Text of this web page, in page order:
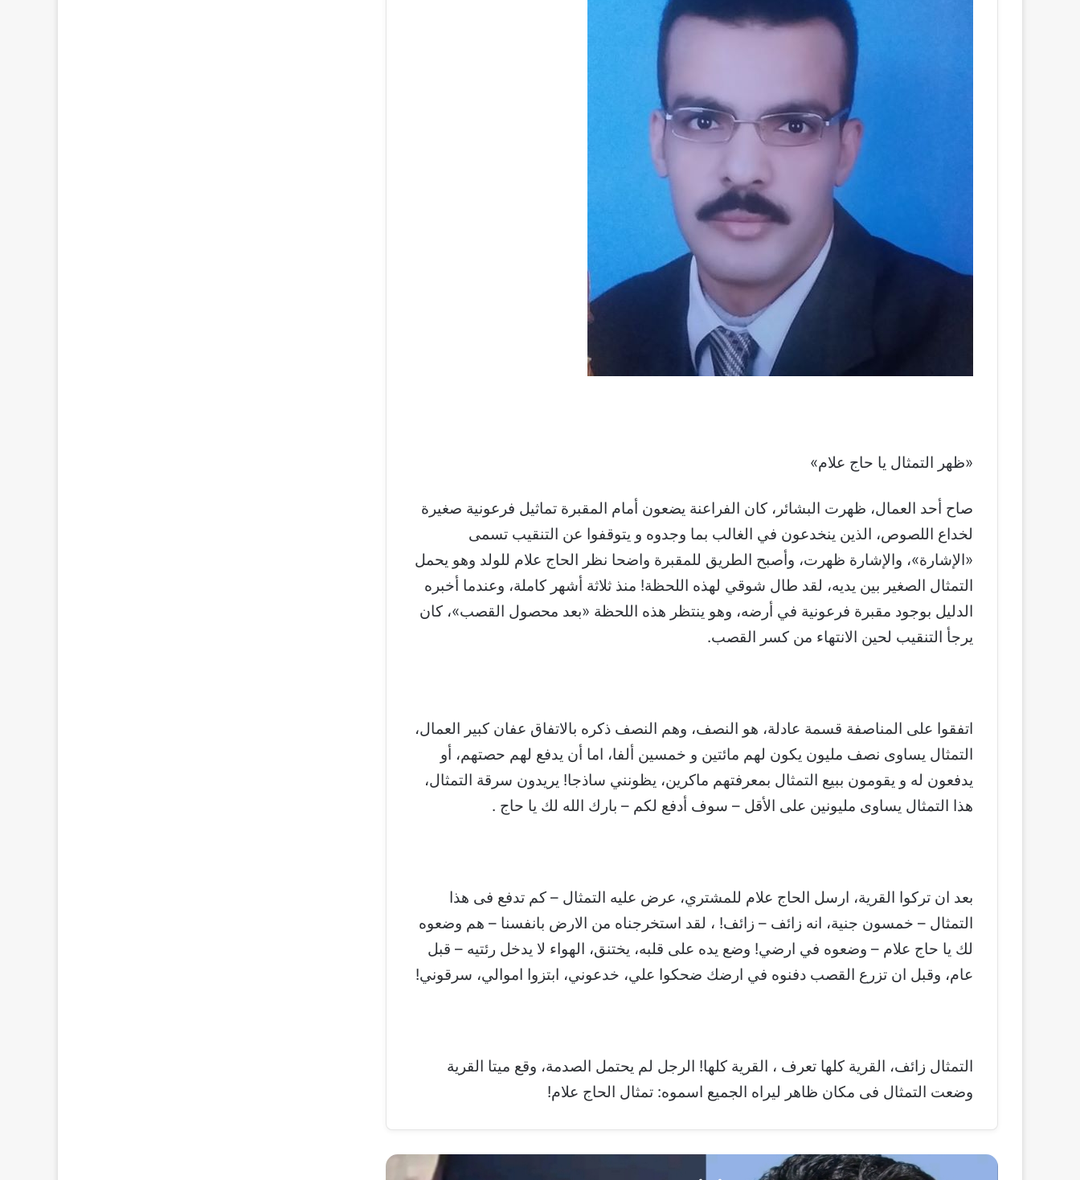
«ظهر التمثال يا حاج علام»
صاح أحد العمال، ظهرت البشائر، كان الفراعنة يضعون أمام المقبرة تماثيل فرعونية صغيرة
لخداع اللصوص، الذين ينخدعون في الغالب بما وجدوه و يتوقفوا عن التنقيب تسمى
«الإشارة»، والإشارة ظهرت، وأصبح الطريق للمقبرة واضحا نظر الحاج علام للولد وهو يحمل
التمثال الصغير بين يديه، لقد طال شوقي لهذه اللحظة! منذ ثلاثة أشهر كاملة، وعندما أخبره
الدليل بوجود مقبرة فرعونية في أرضه، وهو ينتظر هذه اللحظة «بعد محصول القصب»، كان
يرجأ التنقيب لحين الانتهاء من كسر القصب.
اتفقوا على المناصفة قسمة عادلة، هو النصف، وهم النصف ذكره بالاتفاق عفان كبير العمال،
التمثال يساوى نصف مليون يكون لهم مائتين و خمسين ألفا، اما أن يدفع لهم حصتهم، أو
يدفعون له و يقومون ببيع التمثال بمعرفتهم ماكرين، يظونني ساذجا! يريدون سرقة التمثال،
هذا التمثال يساوى مليونين على الأقل – سوف أدفع لكم – بارك الله لك يا حاج .
بعد ان تركوا القرية، ارسل الحاج علام للمشتري، عرض عليه التمثال – كم تدفع فى هذا
التمثال – خمسون جنية، انه زائف – زائف! ، لقد استخرجناه من الارض بانفسنا – هم وضعوه
لك يا حاج علام – وضعوه في ارضي! وضع يده على قلبه، يختنق، الهواء لا يدخل رئتيه – قبل
عام، وقبل ان تزرع القصب دفنوه في ارضك ضحكوا علي، خدعوني، ابتزوا اموالي، سرقوني!
التمثال زائف، القرية كلها تعرف ، القرية كلها! الرجل لم يحتمل الصدمة، وقع ميتا القرية
وضعت التمثال فى مكان ظاهر ليراه الجميع اسموه: تمثال الحاج علام!